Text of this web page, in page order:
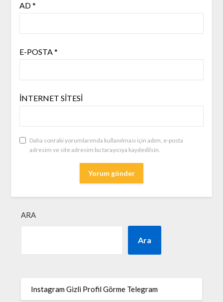
AD*
E-POSTA*
İNTERNET SITESI
Daha sonraki yorumlarımda kullanılması için adım, e-posta
adresim ve site adresim bu tarayıcıya kaydedilsin.
ARA
Ara
Instagram Gizli Profil Görme Telegram